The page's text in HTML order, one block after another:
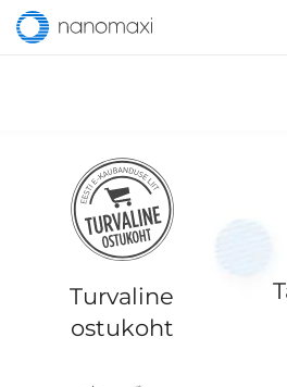
Turvaline
ostukoht